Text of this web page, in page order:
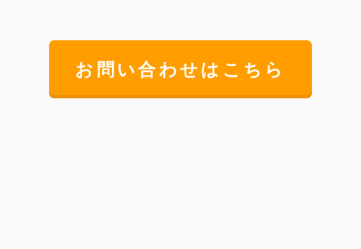
お問い合わせはこちら